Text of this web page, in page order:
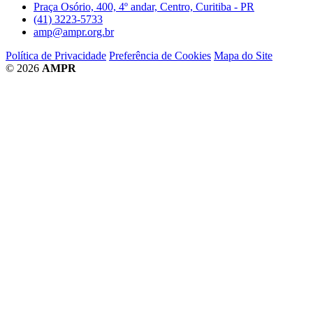
Praça Osório, 400, 4º andar, Centro, Curitiba - PR
(41) 3223-5733
amp@ampr.org.br
Política de Privacidade Preferência de Cookies Mapa do Site
© 2026 AMPR